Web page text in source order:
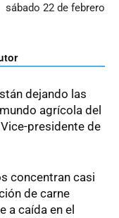
sábado 22 de febrero
dejando las
agrícola del
presidente de
concentran casi
de carne
a caída en el